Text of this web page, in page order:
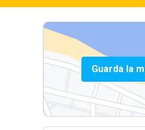
Guarda la